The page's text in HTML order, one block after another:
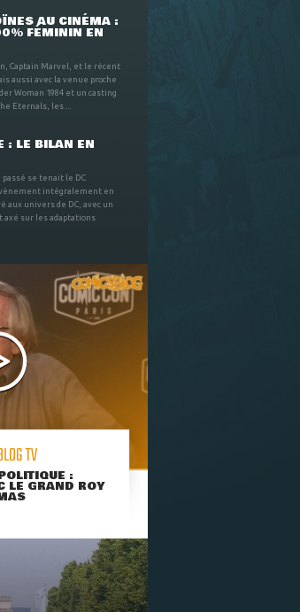
AU CINÉMA :
FÉMININ EN
Captain Marvel, et le récent
aussi avec la venue proche
Woman 1984 et un casting
Eternals, les ...
: LE BILAN EN
passé se tenait le DC
intégralement en
aux univers de DC, avec un
sur les adaptations
TV
:
LE GRAND ROY